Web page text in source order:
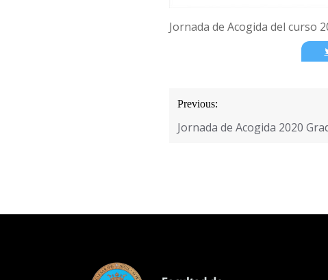
Jornada de Acogida del curso
Navegación
de
Previous:
Jornada de Acogida 2020